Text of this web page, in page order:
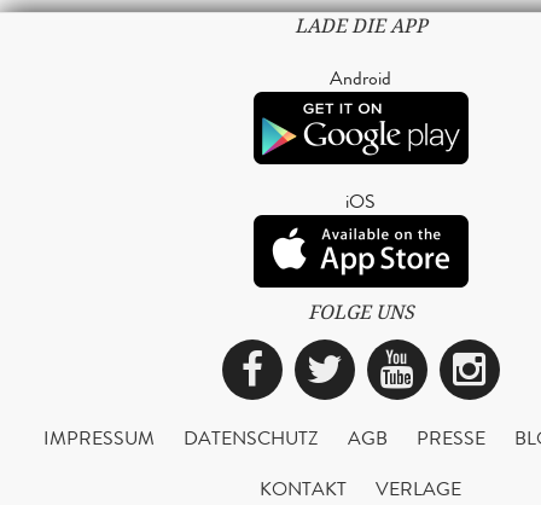
LADE DIE APP
Android
iOS
FOLGE UNS
Facebook
Twitter
IMPRESSUM DATENSCHUTZ AGB PRESSE
KONTAKT
VERLAGE